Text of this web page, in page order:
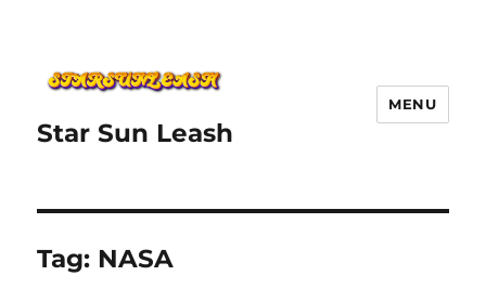
Star Sun Leash
MENU
Tag: NASA